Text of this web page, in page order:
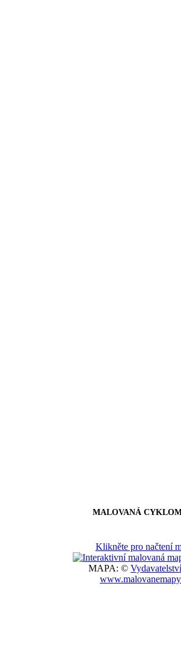
MALOVANÁ
Klikněte pro načtení
MAPA: ©